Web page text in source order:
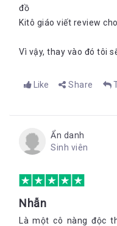
đồ
Kitô giáo viết review
Vì vậy, thay vào đó tôi
Like Share
Ẩn danh
Sinh viên
Nhẫn
Là một cô nàng độc